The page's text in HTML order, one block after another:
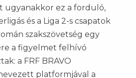
ugyanakkor ez a forduló,
és a Liga 2-s csapatok
szakszövetség egy
a figyelmet felhívó
a FRF BRAVO
platformjával a